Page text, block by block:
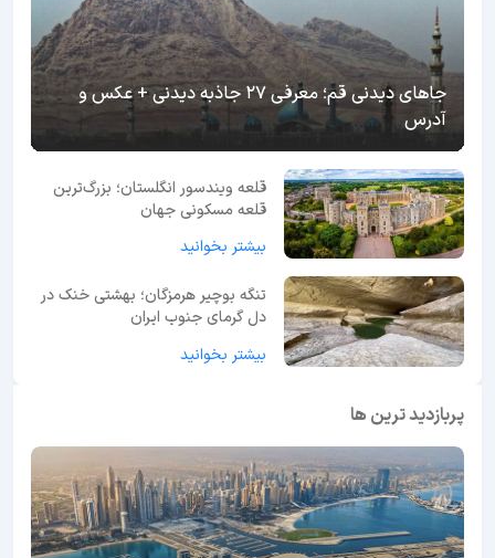
جاهای دیدنی قم؛ معرفی 27 جاذبه دیدنی + عکس و
آدرس
قلعه ویندسور انگلستان؛ بزرگ‌ترین
قلعه مسکونی جهان
بیشتر بخوانید
تنگه بوچیر هرمزگان؛ بهشتی خنک در
دل گرمای جنوب ایران
بیشتر بخوانید
پربازدید ترین ها